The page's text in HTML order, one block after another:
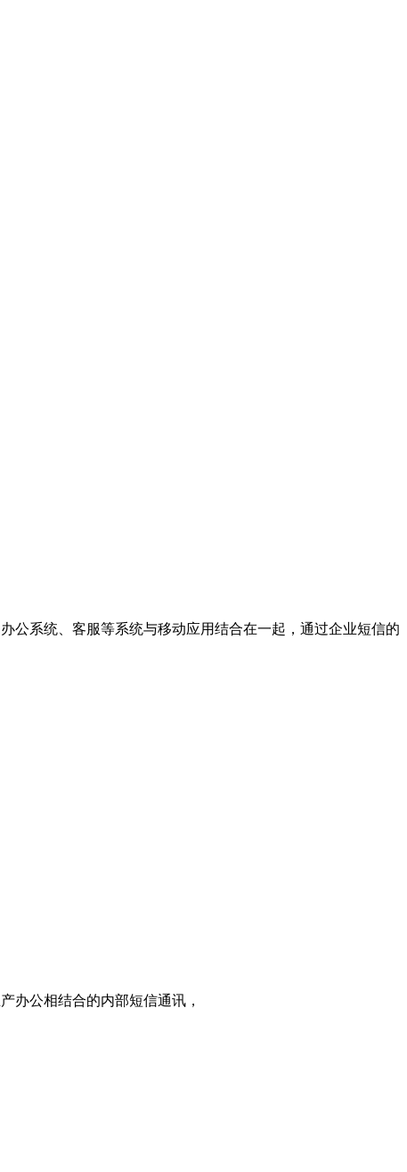
公系统、客服等系统与移动应用结合在一起，通过企业短信的
办公相结合的内部短信通讯，